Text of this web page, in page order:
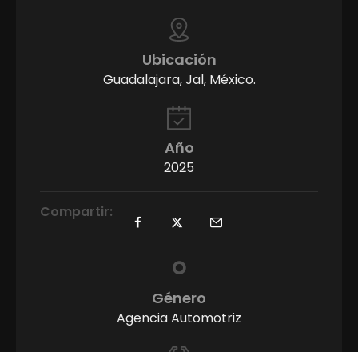
Ubicación
Guadalajara, Jal, México.
Año
2025
Compartir:
Género
Agencia Automotriz